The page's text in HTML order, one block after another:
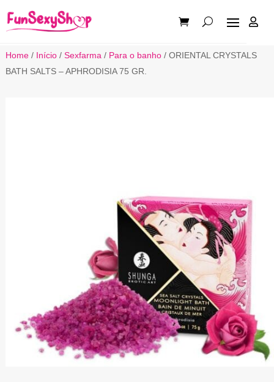

Home/ Início/ Sexfarma / Para o banho/ ORIENTAL CRYSTALS
BATH SALTS – APHRODISIA 75 GR.